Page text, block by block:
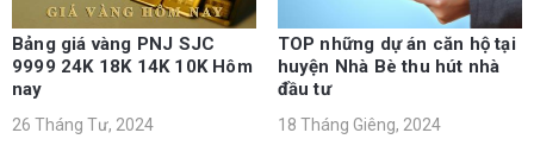
Bảng giá vàng PNJ SJC
9999 24K 18K 14K 10K Hôm
nay
26 Tháng Tư, 2024
TOP những dự án căn hộ tại
huyện Nhà Bè thu hút nhà
đầu tư
18 Tháng Giêng, 2024